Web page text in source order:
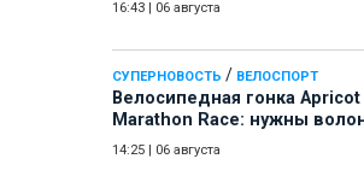
16:43 06 августа
СУПЕРНОВОСТЬ / ВЕЛОСПОРТ
Велосипедная гонка Apricot
Marathon Race: нужны
14:25 06 августа